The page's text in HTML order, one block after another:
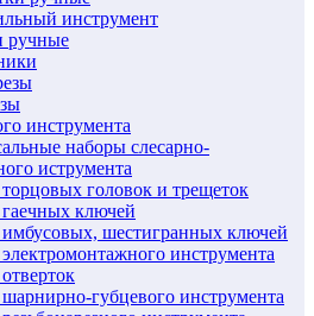
инструмент
ручные
инструмента
наборы слесарно-
иструмента
головок и трещеток
ключей
шестигранных ключей
инструмента
губцевого инструмента